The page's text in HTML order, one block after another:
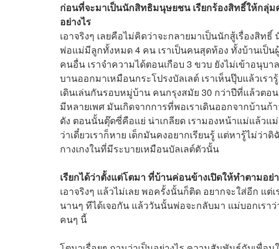
ก่อนที่จะมาเป็นนักสิทธิมนุษยชน เรียกร้องสิทธิ์ให้กลุ่
อย่างไร
เอาจริงๆ เลยคือไม่คิดว่าจะกลายมาเป็นนักสู้เรื่องสิท
พ่อแม่มีลูกทั้งหมด 4 คน เราเป็นคนสุดท้อง ทั้งบ้านเป็นผู้
คนอื่น เราจำความได้ตอนเกือบ 3 ขวบ ยังไม่เข้าอนุบ
บานออกมาเหมือนกระโปรงบัลเลต์ เราเห็นปุ๊บแล้วเ
เดินเล่นกันรอบหมู่บ้าน คนกรุงสมัย 30 กว่าปีที่แล้วตอ
มีหลายเพศ มันเกิดจากการที่พอเราเดินออกจากบ้านก้
ดัง ตอนนั้นตุ๊ดซี่คือแย่ น่าเกลียด เรามองหน้าแม่แล้วแ
ว่าเดี๋ยวเราก็หาย เด็กมันคงอยากเรียนรู้ แต่หารู้ไม่ว่
กางเกงในที่มีระบายเหมือนบัลเลต์ตัวนั้น
เรียกได้ว่าตั้งแต่โตมา ที่บ้านค่อนข้างเปิดให้ทำตามอย่
เอาจริงๆ แล้วไม่เลย พอครั้งนั้นก็ติด อยากจะใส่อีก แ
นานๆ ทีได้เจอกัน แล้ววันนั้นพ่อจะกลับมา แม่บอกเรา
คนๆ นี้